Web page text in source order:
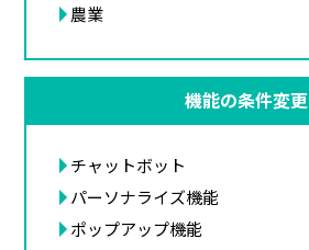
農業
機能の条件変更
チャットボット
パーソナライズ機能
ポップアップ機能